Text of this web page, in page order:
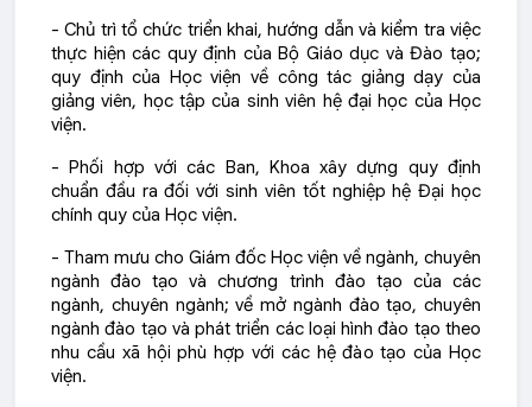
- Chủ trì tổ chức triển khai, hướng dẫn và kiểm tra việc
thực hiện các quy định của Bộ Giáo dục và Đào tạo;
quy định của Học viện về công tác giảng dạy của
giảng viên, học tập của sinh viên hệ đại học của Học
viện.
- Phối hợp với các Ban, Khoa xây dựng quy định
chuẩn đầu ra đối với sinh viên tốt nghiệp hệ Đại học
chính quy của Học viện.
- Tham mưu cho Giám đốc Học viện về ngành, chuyên
ngành đào tạo và chương trình đào tạo của các
ngành, chuyên ngành; về mở ngành đào tạo, chuyên
ngành đào tạo và phát triển các loại hình đào tạo theo
nhu cầu xã hội phù hợp với các hệ đào tạo của Học
viện.